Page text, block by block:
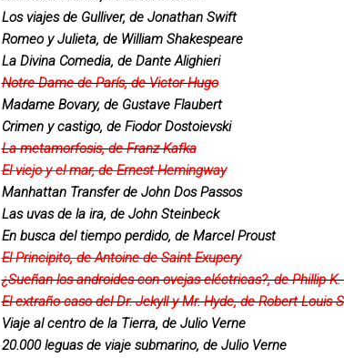
Los viajes de Gulliver, de Jonathan Swift
Romeo y Julieta, de William Shakespeare
La Divina Comedia, de Dante Alighieri
Notre Dame de París, de Victor Hugo
Madame Bovary, de Gustave Flaubert
Crimen y castigo, de Fiodor Dostoievski
La metamorfosis, de Franz Kafka
El viejo y el mar, de Ernest Hemingway
Manhattan Transfer de John Dos Passos
Las uvas de la ira, de John Steinbeck
En busca del tiempo perdido, de Marcel Proust
El Principito, de Antoine de Saint Exupery
¿Sueñan los androides con ovejas eléctricas?, de Phillip K.
El extraño caso del Dr. Jekyll y Mr. Hyde, de Robert Louis
Viaje al centro de la Tierra, de Julio Verne
20.000 leguas de viaje submarino, de Julio Verne